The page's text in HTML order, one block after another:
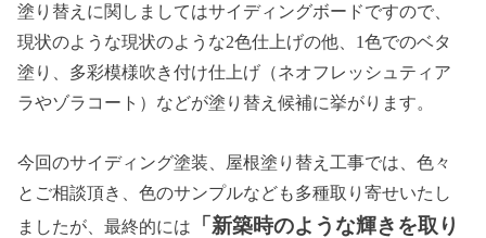
塗り替えに関しましてはサイディングボードですので、
現状のような現状のような2色仕上げの他、1色でのベタ
塗り、多彩模様吹き付け仕上げ（ネオフレッシュティア
ラやゾラコート）などが塗り替え候補に挙がります。
今回のサイディング塗装、屋根塗り替え工事では、色々
とご相談頂き、色のサンプルなども多種取り寄せいたし
ましたが、最終的には
「新築時のような輝きを取り